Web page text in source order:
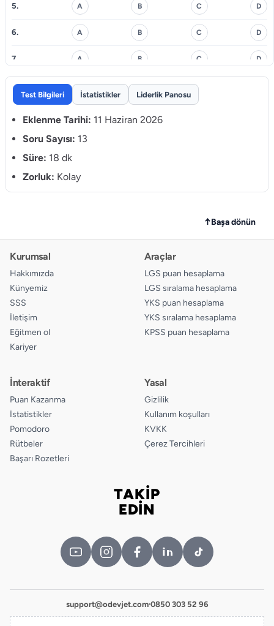
5. A B C D
6. A B C D
7. A B C D
8. A B C
10. A
12. A B C D
Test Bilgileri İstatistikler Liderlik Panosu
Eklenme Tarihi: 11 Haziran 2026
Soru Sayısı: 13
Süre: 18 dk
Zorluk: Kolay
↑Başa dönün
Kurumsal
Hakkımızda
Künyemiz
SSS
İletişim
Eğitmen ol
Kariyer
Araçlar
LGS puan hesaplama
LGS sıralama hesaplama
YKS puan hesaplama
YKS sıralama hesaplama
KPSS puan hesaplama
İnteraktif
Puan Kazanma
İstatistikler
Pomodoro
Rütbeler
Başarı Rozetleri
Yasal
Gizlilik
Kullanım koşulları
KVKK
Çerez Tercihleri
TAKİP
EDİN
support@odevjet.com·0850 303 52 96